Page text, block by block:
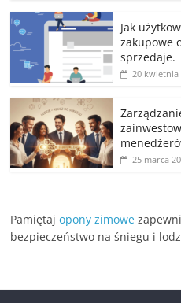
Jak
zakupowe
sprzedaje.
20 kwietnia
25 marca
Pamiętajopony zimowe
bezpieczeństwo na śniegu i